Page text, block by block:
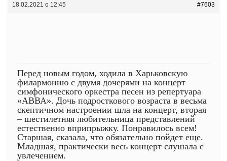
18.02.2021 о 12:45 #7603
Перед новым годом, ходила в Харьковскую
филармонию с двумя дочерями на концерт
симфонического оркестра песен из репертуара
«АВВА». Дочь подросткового возраста в весьма
скептичном настроении шла на концерт, вторая
– шестилетняя любительница представлений
естественно вприпрыжку. Понравилось всем!
Старшая, сказала, что обязательно пойдет еще.
Младшая, практически весь концерт слушала с
увлечением.